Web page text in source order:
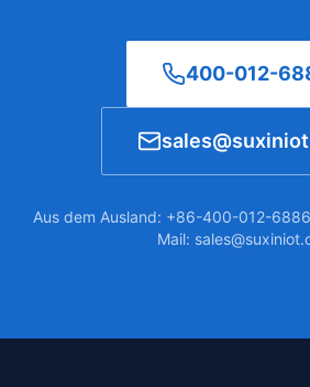
400-012-
Aus dem Ausland: +86-400-012-
Mail: